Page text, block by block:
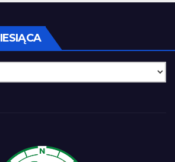
Archiwum
miesiąca